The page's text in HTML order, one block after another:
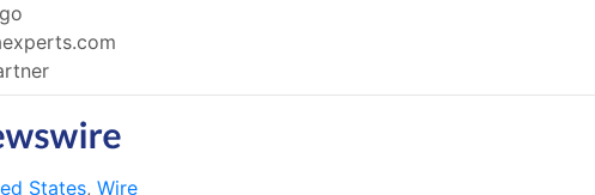
States, Wire